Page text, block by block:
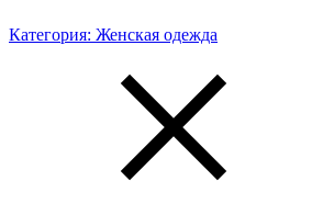
Категория: Женская одежда